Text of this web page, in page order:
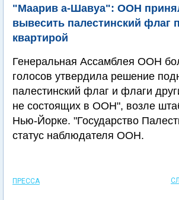
"Маарив а-Шавуа": ООН
вывесить палестинский флаг
квартирой
Генеральная Ассамблея ООН
голосов утвердила решение
палестинский флаг и флаги
не состоящих в ООН", возле
Нью-Йорке. "Государство
статус наблюдателя ООН.
ПРЕССА